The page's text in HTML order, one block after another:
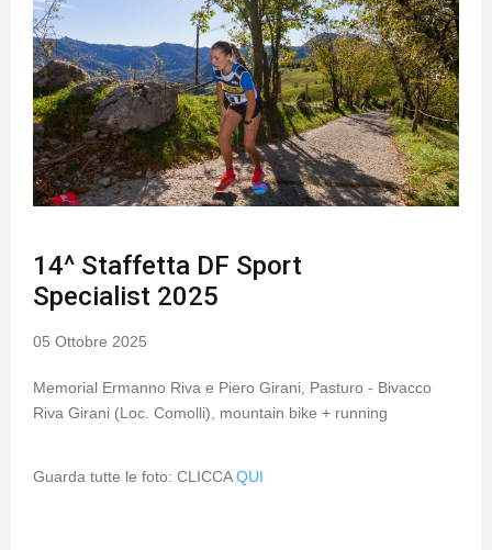
14^ Staffetta DF Sport
Specialist 2025
05 Ottobre 2025
Memorial Ermanno Riva e Piero Girani, Pasturo - Bivacco
Riva Girani (Loc. Comolli), mountain bike + running
Guarda tutte le foto: CLICCAQUI